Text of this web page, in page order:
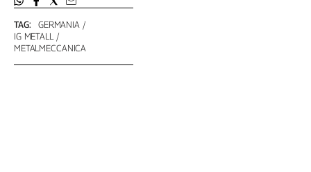
TAG:
GERMANIA
IG METALL
METALMECCANICA